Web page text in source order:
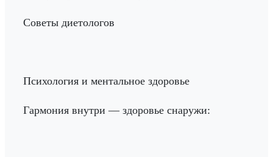
Советы диетологов
Психология и ментальное здоровье
Гармония внутри — здоровье снаружи: